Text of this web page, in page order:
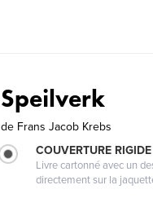
Speilverk
de Frans Jacob Krebs
COUVERTURE
Livre cartonné avec un
directement sur la